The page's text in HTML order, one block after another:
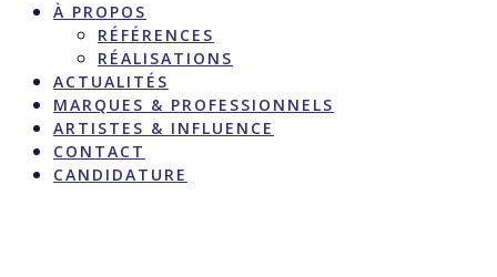
À PROPOS
RÉFÉRENCES
RÉALISATIONS
ACTUALITÉS
MARQUES & PROFESSIONNELS
ARTISTES & INFLUENCE
CONTACT
CANDIDATURE